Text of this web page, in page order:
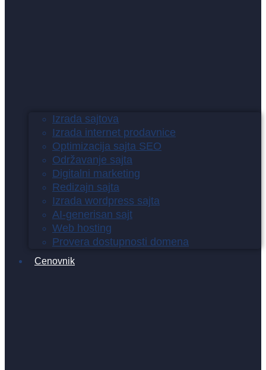
Izrada sajtova
Izrada internet prodavnice
Optimizacija sajta SEO
Održavanje sajta
Digitalni marketing
Redizajn sajta
Izrada wordpress sajta
AI-generisan sajt
Web hosting
Provera dostupnosti domena
Cenovnik